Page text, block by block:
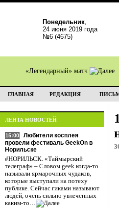
Понедельник,
24 июня 2019 года
№6 (4675)
«Легендарный» матч
ГЛАВНАЯ РЕДАКЦИЯ
ЛЕНТА НОВОСТЕЙ
15:00
Любители косплея
провели фестиваль GeekOn в
Норильске
#НОРИЛЬСК. «Таймырский
телеграф» – Словом geek когда-то
называли ярмарочных чудаков,
которые выступали на потеху
публике. Сейчас гиками называют
людей, очень сильно увлеченных
каким-то…